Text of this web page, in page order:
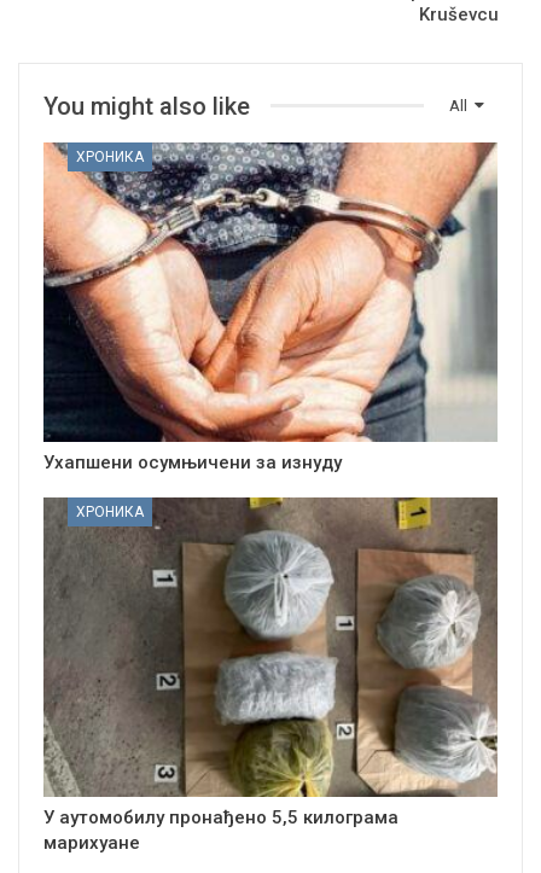
Kruševcu
All
You might also like
ХРОНИКА
Ухапшени осумњичени за изнуду
ХРОНИКА
У аутомобилу пронађено 5,5 килограма
марихуане